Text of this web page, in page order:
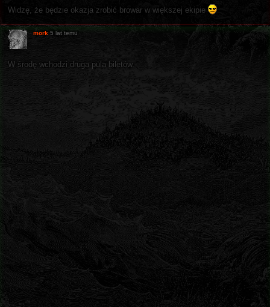
Widzę, że będzie okazja zrobić browar w większej ekipie
mork 5 lat temu
W środę wchodzi druga pula biletów.